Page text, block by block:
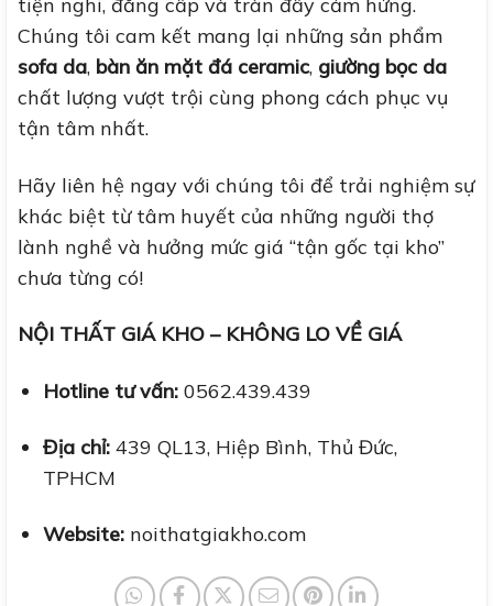
tiện nghi, đẳng cấp và tràn đầy cảm hứng.
Chúng tôi cam kết mang lại những sản phẩm
sofa da, bàn ăn mặt đá ceramic, giường bọc da
chất lượng vượt trội cùng phong cách phục vụ
tận tâm nhất.
Hãy liên hệ ngay với chúng tôi để trải nghiệm sự
khác biệt từ tâm huyết của những người thợ
lành nghề và hưởng mức giá “tận gốc tại kho”
chưa từng có!
NỘI THẤT GIÁ KHO – KHÔNG LO VỀ GIÁ
Hotline tư vấn: 0562.439.439
Địa chỉ: 439 QL13, Hiệp Bình, Thủ Đức,
TPHCM
Website: noithatgiakho.com